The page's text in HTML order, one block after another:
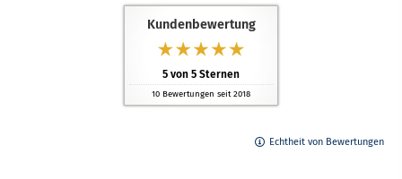
Kundenbewertung
5 von 5 Sternen
10 Bewertungen seit 2018
Echtheit von Bewertungen